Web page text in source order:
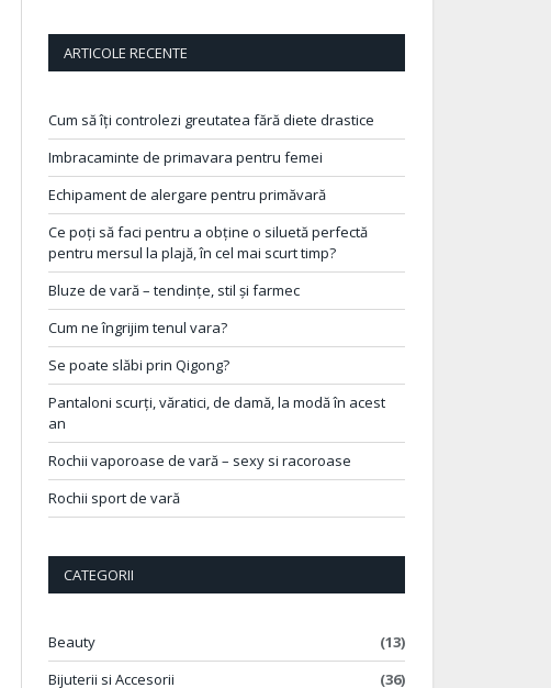
ARTICOLE RECENTE
Cum să îți controlezi greutatea fără diete drastice
Imbracaminte de primavara pentru femei
Echipament de alergare pentru primăvară
Ce poți să faci pentru a obține o siluetă perfectă
pentru mersul la plajă, în cel mai scurt timp?
Bluze de vară – tendințe, stil și farmec
Cum ne îngrijim tenul vara?
Se poate slăbi prin Qigong?
Pantaloni scurți, văratici, de damă, la modă în acest
an
Rochii vaporoase de vară – sexy si racoroase
Rochii sport de vară
CATEGORII
Beauty
(13)
Bijuterii si Accesorii
(36)